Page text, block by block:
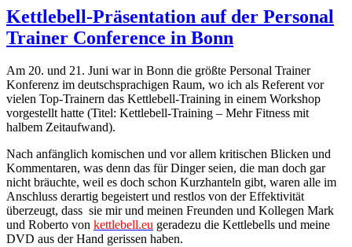
Kettlebell-Präsentation auf der Personal
Trainer Conference in Bonn
Am 20. und 21. Juni war in Bonn die größte Personal Trainer
Konferenz im deutschsprachigen Raum, wo ich als Referent vor
vielen Top-Trainern das Kettlebell-Training in einem Workshop
vorgestellt hatte (Titel: Kettlebell-Training – Mehr Fitness mit
halbem Zeitaufwand).
Nach anfänglich komischen und vor allem kritischen Blicken und
Kommentaren, was denn das für Dinger seien, die man doch gar
nicht bräuchte, weil es doch schon Kurzhanteln gibt, waren alle im
Anschluss derartig begeistert und restlos von der Effektivität
überzeugt, dass sie mir und meinen Freunden und Kollegen Mark
und Roberto von kettlebell.eu geradezu die Kettlebells und meine
DVD aus der Hand gerissen haben.